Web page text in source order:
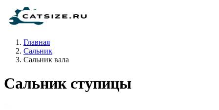
Главная
Сальник
Сальник вала
Сальник ступицы